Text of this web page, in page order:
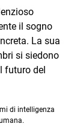
il sogno
La sua
si siedono
futuro del
di intelligenza